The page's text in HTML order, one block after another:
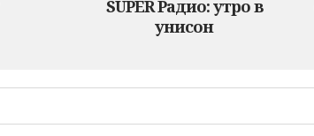
SUPER Радио: утро в
унисон